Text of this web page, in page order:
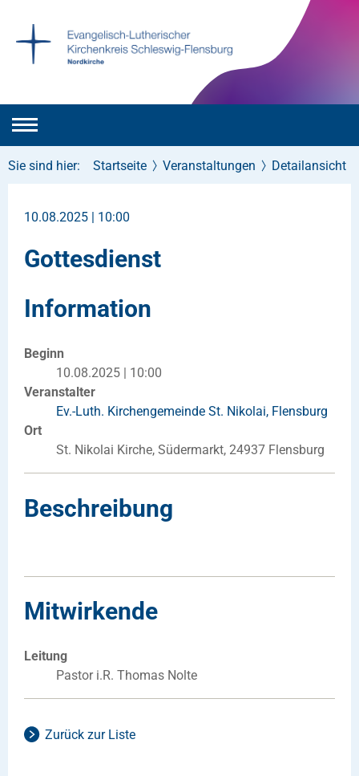
Sie sind hier: Startseite Veranstaltungen Detailansicht
10.08.2025 | 10:00
Gottesdienst
Information
Beginn
10.08.2025 | 10:00
Veranstalter
Ev.-Luth. Kirchengemeinde St. Nikolai, Flensburg
Ort
St. Nikolai Kirche, Südermarkt, 24937 Flensburg
Beschreibung
Mitwirkende
Leitung
Pastor i.R. Thomas Nolte
Zurück zur Liste